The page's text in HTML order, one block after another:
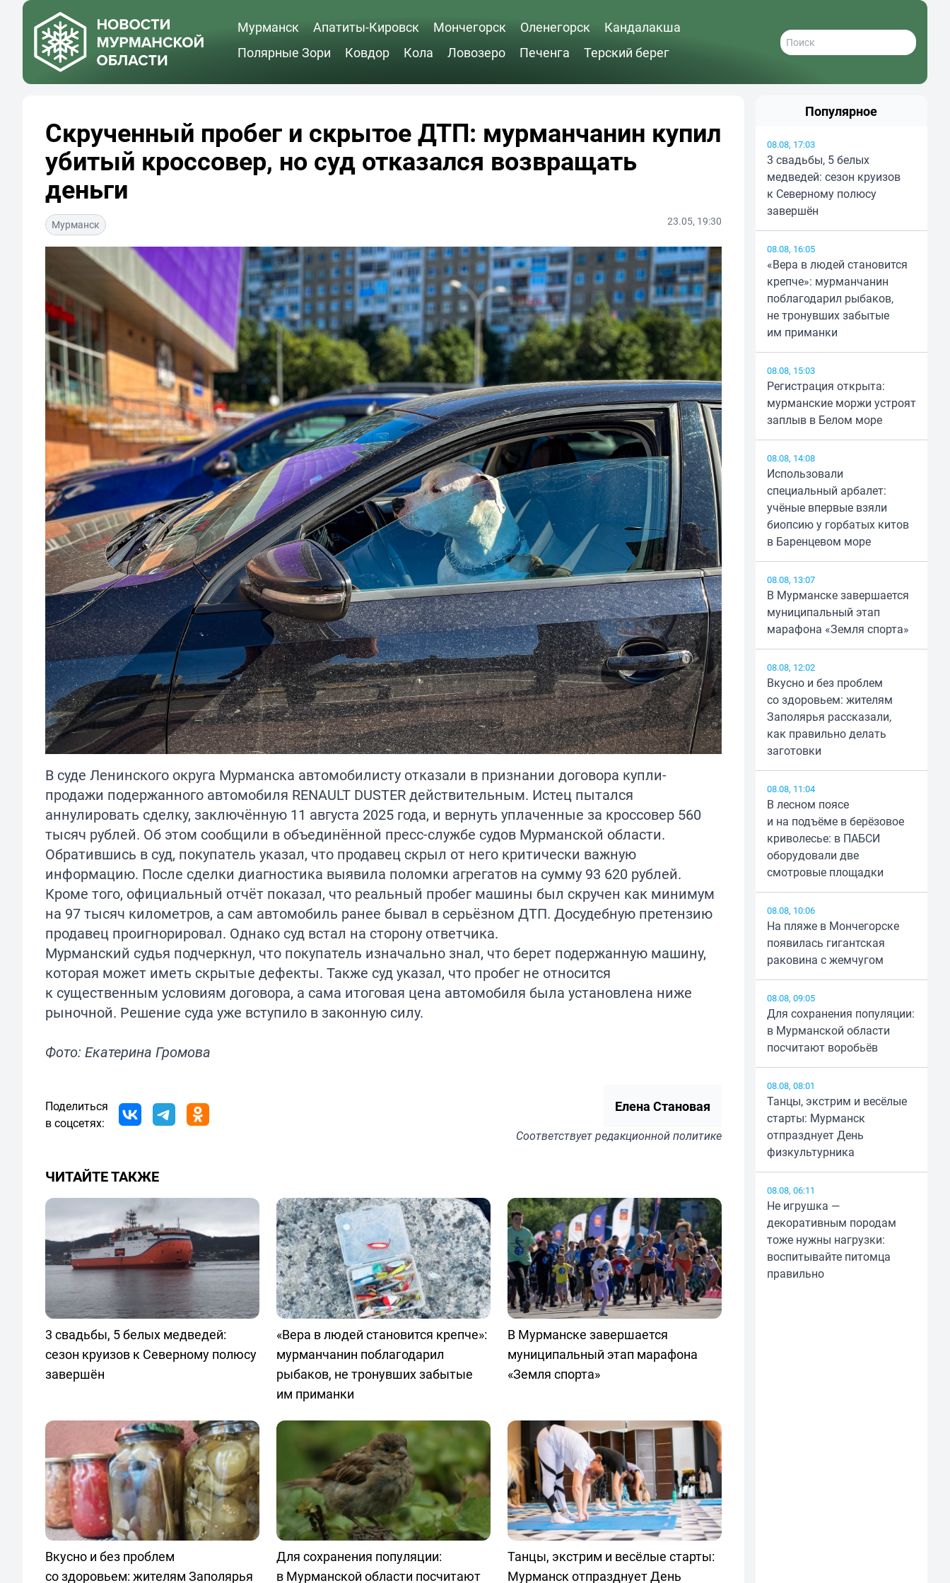
Мурманск Апатиты-Кировск Мончегорск Оленегорск
Кандалакша
Полярные Зори
Ковдор Кола Ловозеро Печенга Терский берег
Скрученный пробег и скрытое ДТП: мурманчанин купил
убитый кроссовер, но суд отказался возвращать
деньги
Мурманск 23.05, 19:30
В суде Ленинского округа Мурманска автомобилисту отказали в признании договора купли-
продажи подержанного автомобиля RENAULT DUSTER действительным. Истец пытался
аннулировать сделку, заключённую 11 августа 2025 года, и вернуть уплаченные за кроссовер 560
тысяч рублей. Об этом сообщили в объединённой пресс-службе судов Мурманской области.
Обратившись в суд, покупатель указал, что продавец скрыл от него критически важную
информацию. После сделки диагностика выявила поломки агрегатов на сумму 93 620 рублей.
Кроме того, официальный отчёт показал, что реальный пробег машины был скручен как минимум
на 97 тысяч километров, а сам автомобиль ранее бывал в серьёзном ДТП. Досудебную претензию
продавец проигнорировал. Однако суд встал на сторону ответчика.
Мурманский судья подчеркнул, что покупатель изначально знал, что берет подержанную машину,
которая может иметь скрытые дефекты. Также суд указал, что пробег не относится
к существенным условиям договора, а сама итоговая цена автомобиля была установлена ниже
рыночной. Решение суда уже вступило в законную силу.
Фото: Екатерина Громова
Поделиться
в соцсетях:
Елена Становая
Соответствуетредакционной политике
ЧИТАЙТЕ ТАКЖЕ
3 свадьбы, 5 белых медведей:
сезон круизов к Северному полюсу
завершён
«Вера в людей становится крепче»:
мурманчанин поблагодарил
рыбаков, не тронувших забытые
им приманки
В Мурманске завершается
муниципальный этап марафона
«Земля спорта»
Вкусно и без проблем
со здоровьем: жителям Заполярья
Для сохранения популяции:
в Мурманской области посчитают
Танцы, экстрим и весёлые старты:
Мурманск отпразднует День
Популярное
08.08, 17:03
3 свадьбы, 5 белых
медведей: сезон круизов
к Северному полюсу
завершён
08.08, 16:05
«Вера в людей становится
крепче»: мурманчанин
поблагодарил рыбаков,
не тронувших забытые
им приманки
08.08, 15:03
Регистрация открыта:
мурманские моржи устроят
заплыв в Белом море
08.08, 14:08
Использовали
специальный арбалет:
учёные впервые взяли
биопсию у горбатых китов
в Баренцевом море
08.08, 13:07
В Мурманске завершается
муниципальный этап
марафона «Земля спорта»
08.08, 12:02
Вкусно и без проблем
со здоровьем: жителям
Заполярья рассказали,
как правильно делать
заготовки
08.08, 11:04
В лесном поясе
и на подъёме в берёзовое
криволесье: в ПАБСИ
оборудовали две
смотровые площадки
08.08, 10:06
На пляже в Мончегорске
появилась гигантская
раковина с жемчугом
08.08, 09:05
Для сохранения популяции:
в Мурманской области
посчитают воробьёв
08.08, 08:01
Танцы, экстрим и весёлые
старты: Мурманск
отпразднует День
физкультурника
08.08, 06:11
Не игрушка —
декоративным породам
тоже нужны нагрузки:
воспитывайте питомца
правильно